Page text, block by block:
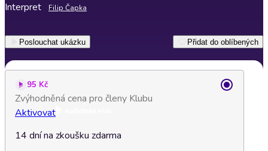
Interpret Filip Čapka
Poslouchat ukázku Přidat do oblíbených
95 Kč
Zvýhodněná cena pro členy Klubu
Aktivovat
14 dní na zkoušku zdarma